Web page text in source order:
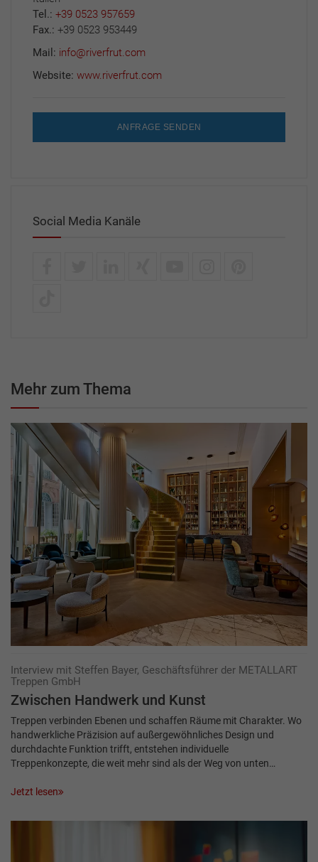
Tel.: +39 0523 957659
Fax.: +39 0523 953449
Mail: info@riverfrut.com
Website: www.riverfrut.com
ANFRAGE SENDEN
Social Media Kanäle
Mehr zum Thema
Interview mit Steffen Bayer, Geschäftsführer der METALLART
Treppen GmbH
Zwischen Hand­werk und Kunst
Treppen verbinden Ebenen und schaffen Räume mit Charakter. Wo
handwerkliche Präzision auf außergewöhnliches Design und
durchdachte Funktion trifft, entstehen individuelle
Treppenkonzepte, die weit mehr sind als der Weg von unten…
Jetzt lesen